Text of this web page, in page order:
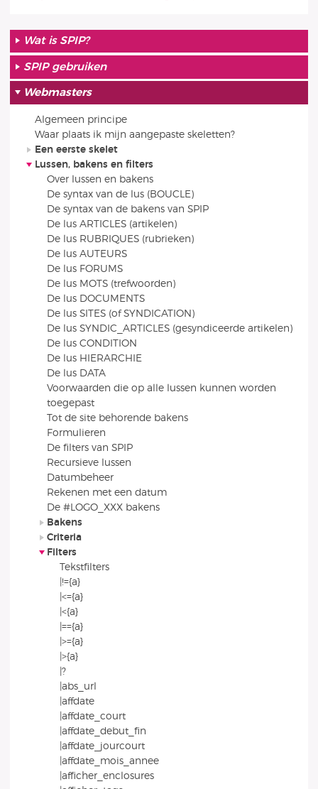
Wat is SPIP?
SPIP gebruiken
Webmasters
Algemeen principe
Waar plaats ik mijn aangepaste skeletten?
Een eerste skelet
Lussen, bakens en filters
Over lussen en bakens
De syntax van de lus (BOUCLE)
De syntax van de bakens van SPIP
De lus ARTICLES (artikelen)
De lus RUBRIQUES (rubrieken)
De lus AUTEURS
De lus FORUMS
De lus MOTS (trefwoorden)
De lus DOCUMENTS
De lus SITES (of SYNDICATION)
De lus SYNDIC_ARTICLES (gesyndiceerde artikelen)
De lus CONDITION
De lus HIERARCHIE
De lus DATA
Voorwaarden die op alle lussen kunnen worden
toegepast
Tot de site behorende bakens
Formulieren
De filters van SPIP
Recursieve lussen
Datumbeheer
Rekenen met een datum
De #LOGO_XXX bakens
Bakens
Criteria
Filters
Tekstfilters
|!={a}
|<={a}
|<{a}
|=={a}
|>={a}
|>{a}
|?
|abs_url
|affdate
|affdate_court
|affdate_debut_fin
|affdate_jourcourt
|affdate_mois_annee
|afficher_enclosures